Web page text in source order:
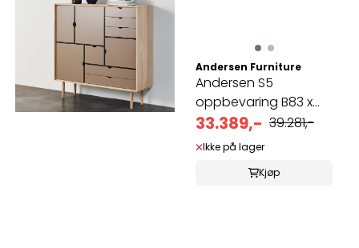
Andersen Furniture
Andersen S5
oppbevaring B83 x
D43 x H132 cm
33.389,- 39.281,-
Ikke på lager
Kjøp